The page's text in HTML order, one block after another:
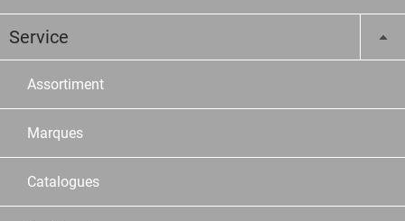
Service
Assortiment
Marques
Catalogues